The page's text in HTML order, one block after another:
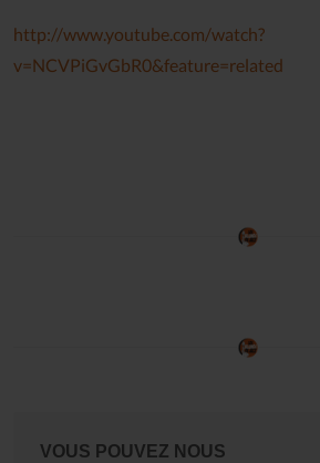
http://www.youtube.com/watch?
v=NCVPiGvGbR0&feature=related
VOUS POUVEZ NOUS